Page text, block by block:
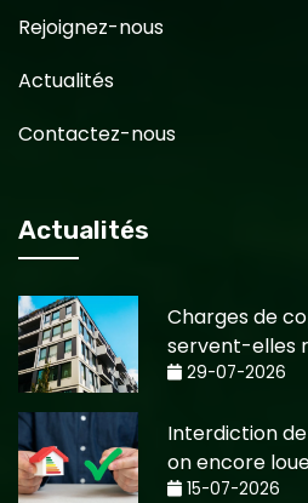
Rejoignez-nous
Actualités
Contactez-nous
Actualités
Charges de
servent-elles
29-07-2026
Interdiction
on encore
15-07-2026